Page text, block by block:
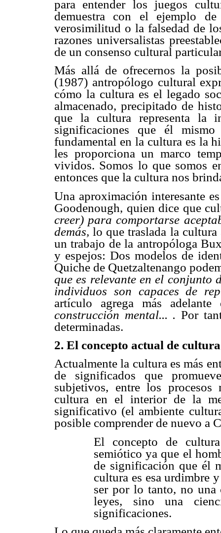
para entender los juegos
demuestra con el ejemplo
verosimilitud o la falsedad de
razones universalistas
de un consenso cultural
Más allá de ofrecernos la
(1987) antropólogo cultural
cómo la cultura es el legado
almacenado, precipitado de
que la cultura representa la
significaciones que él mismo
fundamental en la cultura es la
les proporciona un marco
vividos. Somos lo que somos
entonces que la cultura nos
Una aproximación interesante
Goodenough, quien dice que
creer) para comportarse
demás,lo que traslada la
un trabajo de la antropóloga
y espejos: Dos modelos de
Quiche de Quetzaltenango
que es relevante en el conjunto
individuos son capaces de
artículo agrega más
construcción mental... .Por
determinadas.
2. El concepto actual de cultura
Actualmente la cultura es más
de significados que
subjetivos, entre los
cultura en el interior de la
significativo (el ambiente
posible comprender de nuevo a
El concepto de
semiótico ya que el
de significación que él
cultura es esa urdimbre
ser por lo tanto, no una
leyes, sino una
significaciones.